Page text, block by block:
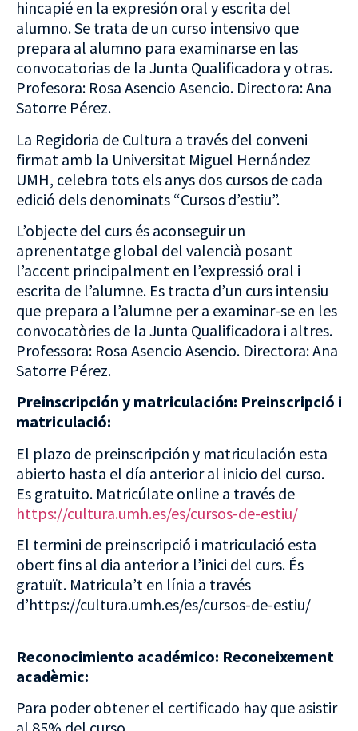
hincapié en la expresión oral y escrita del
alumno. Se trata de un curso intensivo que
prepara al alumno para examinarse en las
convocatorias de la Junta Qualificadora y otras.
Profesora: Rosa Asencio Asencio. Directora: Ana
Satorre Pérez.
La Regidoria de Cultura a través del conveni
firmat amb la Universitat Miguel Hernández
UMH, celebra tots els anys dos cursos de cada
edició dels denominats “Cursos d’estiu”.
L’objecte del curs és aconseguir un
aprenentatge global del valencià posant
l’accent principalment en l’expressió oral i
escrita de l’alumne. Es tracta d’un curs intensiu
que prepara a l’alumne per a examinar-se en les
convocatòries de la Junta Qualificadora i altres.
Professora: Rosa Asencio Asencio. Directora: Ana
Satorre Pérez.
Preinscripción y matriculación: Preinscripció i
matriculació:
El plazo de preinscripción y matriculación esta
abierto hasta el día anterior al inicio del curso.
Es gratuito. Matricúlate online a través de
https://cultura.umh.es/es/cursos-de-estiu/
El termini de preinscripció i matriculació esta
obert fins al dia anterior a l’inici del curs. És
gratuït. Matricula’t en línia a través
d’https://cultura.umh.es/es/cursos-de-estiu/
Reconocimiento académico: Reconeixement
acadèmic:
Para poder obtener el certificado hay que asistir